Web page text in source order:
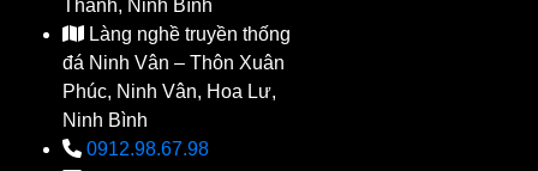
Thành, Ninh Bình
Làng nghề truyền thống
đá Ninh Vân – Thôn Xuân
Phúc, Ninh Vân, Hoa Lư,
Ninh Bình
0912.98.67.98